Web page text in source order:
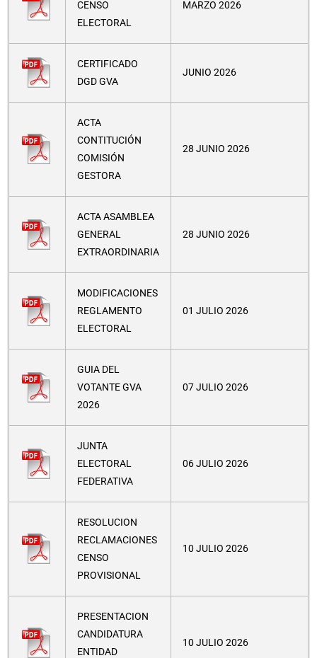
CENSO
ELECTORAL
MARZO 2026
CERTIFICADO
DGD GVA
JUNIO 2026
ACTA
CONTITUCIÓN
COMISIÓN
GESTORA
28 JUNIO 2026
ACTA ASAMBLEA
GENERAL
EXTRAORDINARIA
28 JUNIO 2026
MODIFICACIONES
REGLAMENTO
ELECTORAL
01 JULIO 2026
GUIA DEL
VOTANTE GVA
2026
07 JULIO 2026
JUNTA
ELECTORAL
FEDERATIVA
06 JULIO 2026
RESOLUCION
RECLAMACIONES
CENSO
PROVISIONAL
10 JULIO 2026
PRESENTACION
CANDIDATURA
ENTIDAD
10 JULIO 2026